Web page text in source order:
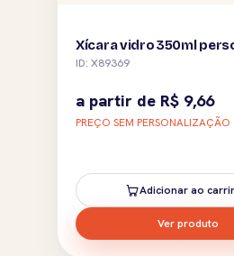
Xícara vidro 350ml
ID: X89369
a partir de R$ 9,66
PREÇO SEM PERSONALIZAÇÃO
Adicionar ao
Ver produto